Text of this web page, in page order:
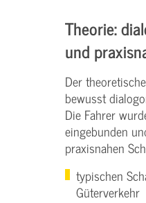
Theorie:
und
Der
bewusst
Die Fahrer
eingebunden
praxisnahen
typischen
Güterverkehr